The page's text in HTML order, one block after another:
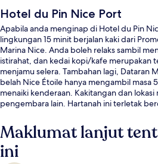
Hotel du Pin Nice Port
Apabila anda menginap di Hotel du Pin
lingkungan 15 minit berjalan kaki dari
Marina Nice. Anda boleh relaks sambil
istirahat, dan kedai kopi/kafe merupakan
menjamu selera. Tambahan lagi, Dataran
belah Nice Étoile hanya mengambil masa
menaiki kenderaan. Kakitangan dan
pengembara lain. Hartanah ini terletak
Stesen Trem Acropolis ialah 8 minit.
Maklumat lanjut
ini